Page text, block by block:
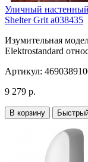
Уличный настенный
Shelter Grit a038435
Изумительная
Elektrostandard
Артикул:
9 279 р.
В корзину